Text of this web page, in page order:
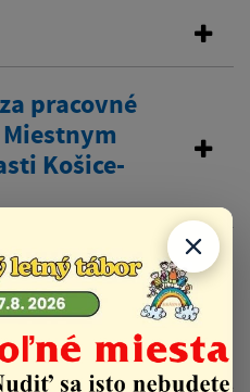
pracovné
Košice-
stravy v
stravy